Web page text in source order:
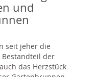
und
seit jeher die
der
das Herzstück